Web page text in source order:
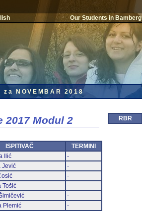
Our Students in Bamberg
NOVEMBAR 2018
Modul 2
ISPITIVAČ
TERMINI
Ilić
-
Jević
-
-
Tošić
-
-
Plemić
-
RBR